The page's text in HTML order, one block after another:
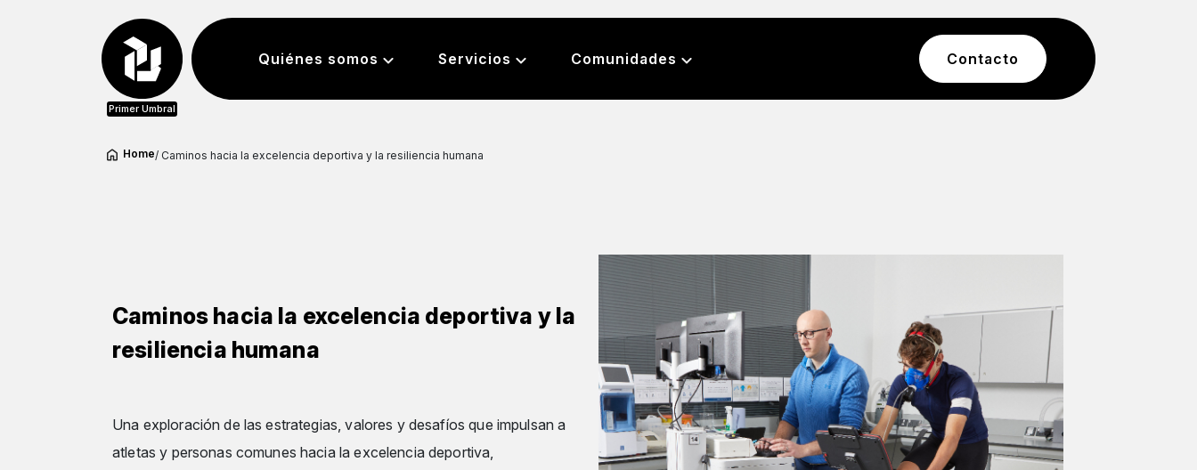
Primer Umbral
Quiénes somos Servicios Comunidades Contacto
Home/ Caminos hacia la excelencia deportiva y la resiliencia humana
Caminos hacia la excelencia deportiva y la
resiliencia humana
Una exploración de las estrategias, valores y desafíos que impulsan a
atletas y personas comunes hacia la excelencia deportiva,